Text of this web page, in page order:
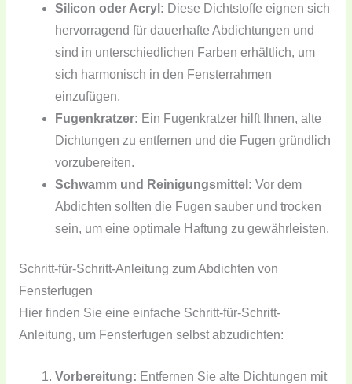
Silicon oder Acryl: Diese Dichtstoffe eignen sich
hervorragend für dauerhafte Abdichtungen und
sind in unterschiedlichen Farben erhältlich, um
sich harmonisch in den Fensterrahmen
einzufügen.
Fugenkratzer: Ein Fugenkratzer hilft Ihnen, alte
Dichtungen zu entfernen und die Fugen gründlich
vorzubereiten.
Schwamm und Reinigungsmittel: Vor dem
Abdichten sollten die Fugen sauber und trocken
sein, um eine optimale Haftung zu gewährleisten.
Schritt-für-Schritt-Anleitung zum Abdichten von
Fensterfugen
Hier finden Sie eine einfache Schritt-für-Schritt-
Anleitung, um Fensterfugen selbst abzudichten:
Vorbereitung: Entfernen Sie alte Dichtungen mit